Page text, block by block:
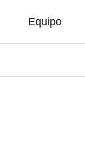
Equipo